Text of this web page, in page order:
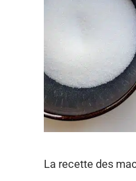
La recette des